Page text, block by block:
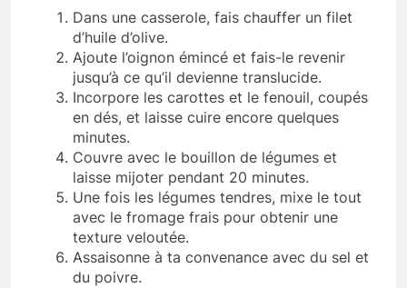
Dans une casserole, fais chauffer un filet
d’huile d’olive.
Ajoute l’oignon émincé et fais-le revenir
jusqu’à ce qu’il devienne translucide.
Incorpore les carottes et le fenouil, coupés
en dés, et laisse cuire encore quelques
minutes.
Couvre avec le bouillon de légumes et
laisse mijoter pendant 20 minutes.
Une fois les légumes tendres, mixe le tout
avec le fromage frais pour obtenir une
texture veloutée.
Assaisonne à ta convenance avec du sel et
du poivre.